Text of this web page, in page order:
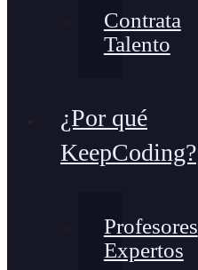
Contrata
Talento
¿Por qué
KeepCoding?
Profesores
Expertos